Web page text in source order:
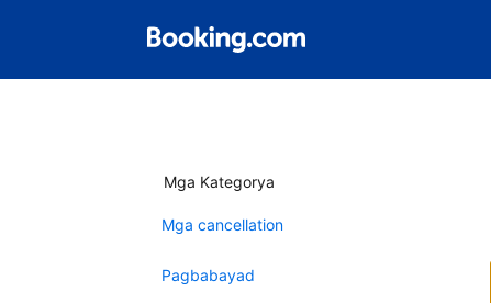
Mga Kategorya
Mga cancellation
Pagbabayad